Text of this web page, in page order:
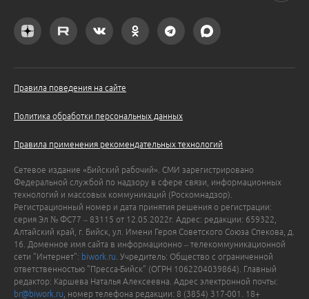
Правила поведения на сайте
Политика обработки персональных данных
Правила применения рекомендательных технологий
Сетевое издание «Бийский рабочий». СМИ зарегистрировано
Федеральной службой по надзору в сфере связи, информационных
технологий и массовых коммуникаций (Роскомнадзор).
Регистрационный номер и дата принятия решения о регистрации:
серия Эл № ФС77 – 83115 от 12.05.2022г. Адрес: редакции: 659322,
Алтайский край, г. Бийск, ул. Имени Героя Советского Союза Спекова, д.
16. Доменное имя сайта в информационно – телекоммуникационной
сети "Интернет": biwork.ru . Учредитель: Общество с ограниченной
ответственностью "Пресса-Бийск" (ОГРН 1062204039864). Главный
редактор: Каршева Наталья Алексеевна. Адрес электронной почты:
br@biwork.ru , номер телефона редакции: 8 (3854) 317-001. 18+